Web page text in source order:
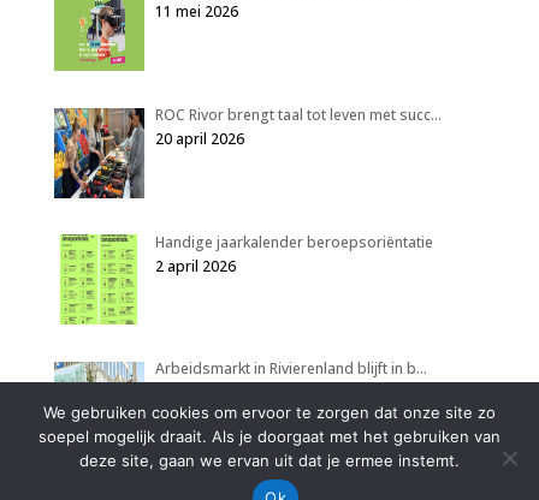
11 mei 2026
ROC Rivor brengt taal tot leven met succ…
20 april 2026
Handige jaarkalender beroepsoriëntatie
2 april 2026
Arbeidsmarkt in Rivierenland blijft in b…
We gebruiken cookies om ervoor te zorgen dat onze site zo
soepel mogelijk draait. Als je doorgaat met het gebruiken van
deze site, gaan we ervan uit dat je ermee instemt.